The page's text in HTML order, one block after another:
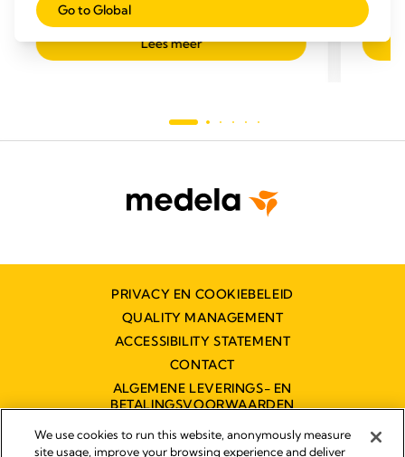
Lees meer
PRIVACY EN COOKIEBELEID
QUALITY MANAGEMENT
ACCESSIBILITY STATEMENT
CONTACT
ALGEMENE LEVERINGS- EN
BETALINGSVOORWAARDEN
TOEGANKELIJKHEIDSVERKLARING
Go to Global
We use cookies to run this website, anonymously measure
site usage, improve your browsing experience and deliver